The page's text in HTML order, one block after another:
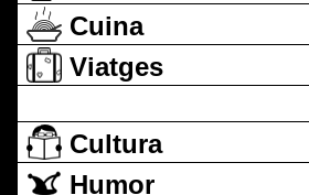
Cuina
Viatges
Cultura
Humor